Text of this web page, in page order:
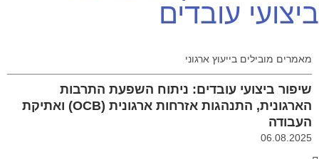
ביצועי עובדים
מאמרים מובילים בייעוץ ארגוני
שיפור ביצועי עובדים: ניתוח השפעת התרבות
הארגונית, התנהגות אזרחות ארגונית (OCB) ואתיקת
העבודה
06.08.2025